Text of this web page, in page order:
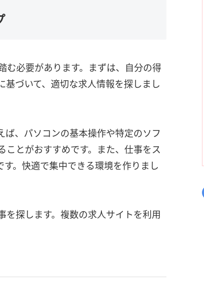
む必要があります。まずは、自分の得
づいて、適切な求人情報を探しまし
、パソコンの基本操作や特定のソフ
ことがおすすめです。また、仕事をス
。快適で集中できる環境を作りまし
探します。複数の求人サイトを利用